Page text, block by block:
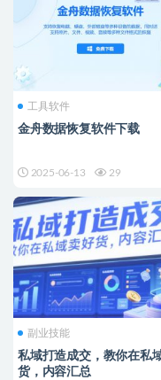
工具软件
金舟数据恢复软件下载
2025-06-13 29
副业技能
私域打造成交，教你在私
货，内容汇总